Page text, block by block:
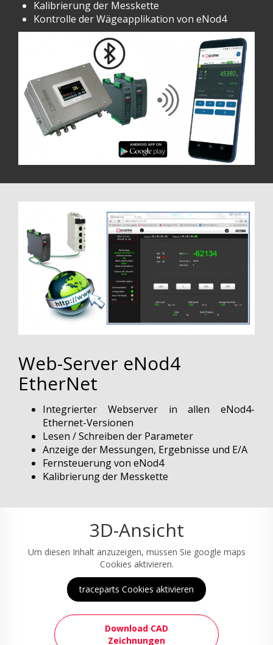
Kalibrierung der Messkette
Kontrolle der Wägeapplikation von eNod4
Web-Server eNod4
EtherNet
Integrierter Webserver in allen eNod4-
Ethernet-Versionen
Lesen / Schreiben der Parameter
Anzeige der Messungen, Ergebnisse und E/A
Fernsteuerung von eNod4
Kalibrierung der Messkette
3D-Ansicht
Um diesen Inhalt anzuzeigen, müssen Sie google maps
Cookies aktivieren.
traceparts Cookies aktivieren
Download CAD
Zeichnungen